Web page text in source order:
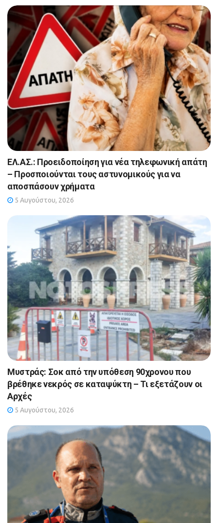
ΕΛ.ΑΣ.: Προειδοποίηση για νέα τηλεφωνική απάτη
– Προσποιούνται τους αστυνομικούς για να
αποσπάσουν χρήματα
5 Αυγούστου, 2026
Μυστράς: Σοκ από την υπόθεση 90χρονου που
βρέθηκε νεκρός σε καταψύκτη – Τι εξετάζουν οι
Αρχές
5 Αυγούστου, 2026